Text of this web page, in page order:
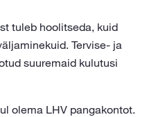
tuleb hoolitseda, kuid
Tervise- ja
suuremaid kulutusi
olema LHV pangakontot.